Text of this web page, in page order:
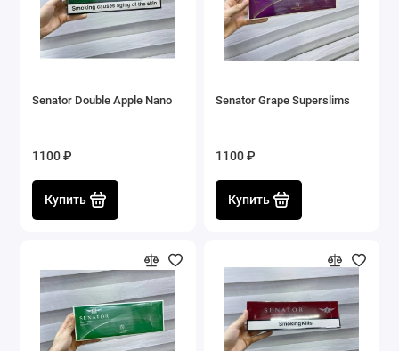
Senator Double Apple Nano
1100 ₽
Купить
Senator Grape Superslims
1100 ₽
Купить